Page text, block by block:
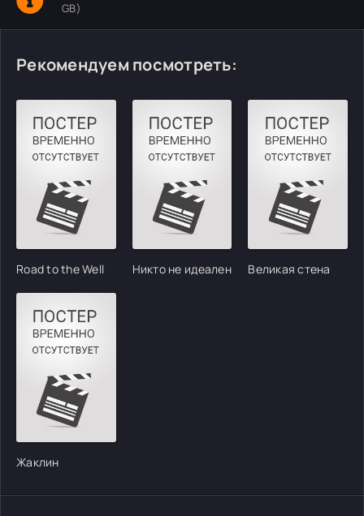
GB)
Рекомендуем посмотреть:
Road to the Well Никто не идеален Великая стена
Жаклин